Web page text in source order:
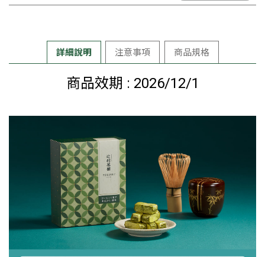
詳細說明 注意事項 商品規格
商品效期 : 2026/12/1